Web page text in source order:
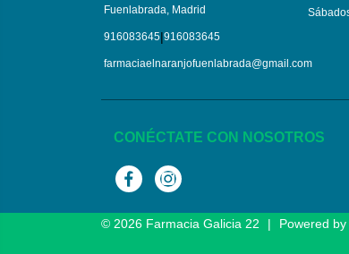
Fuenlabrada, Madrid
916083645|916083645
farmaciaelnaranjofuenlabrada@gmail.com
CONÉCTATE CON NOSOTROS
FacebookInstagram
© 2026 Farmacia Galicia 22 | Powered by